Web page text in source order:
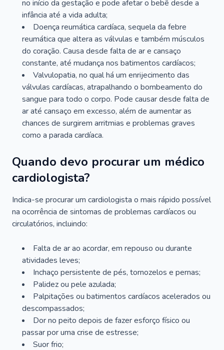
no início da gestação e pode afetar o bebê desde a
infância até a vida adulta;
Doença reumática cardíaca, sequela da febre
reumática que altera as válvulas e também músculos
do coração. Causa desde falta de ar e cansaço
constante, até mudança nos batimentos cardíacos;
Valvulopatia, no qual há um enrijecimento das
válvulas cardíacas, atrapalhando o bombeamento do
sangue para todo o corpo. Pode causar desde falta de
ar até cansaço em excesso, além de aumentar as
chances de surgirem arritmias e problemas graves
como a parada cardíaca.
Quando devo procurar um médico
cardiologista?
Indica-se procurar um cardiologista o mais rápido possível
na ocorrência de sintomas de problemas cardíacos ou
circulatórios, incluindo:
Falta de ar ao acordar, em repouso ou durante
atividades leves;
Inchaço persistente de pés, tornozelos e pernas;
Palidez ou pele azulada;
Palpitações ou batimentos cardíacos acelerados ou
descompassados;
Dor no peito depois de fazer esforço físico ou
passar por uma crise de estresse;
Suor frio;